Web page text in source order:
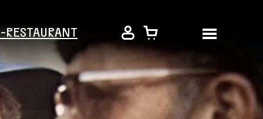
RESTAURANT